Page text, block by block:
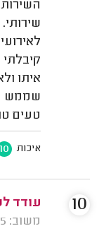
איתו
שממש
טעים
איכות 10
עודד
משוב: 09/08/2025
10